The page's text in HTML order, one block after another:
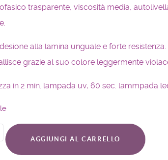
trasparente, viscosità media,
alla lamina unguale e forte resistenza.
grazie al suo colore leggermente
in 2 min. lampada uv, 60 sec. lammpada
AGGIUNGI AL CARRELLO